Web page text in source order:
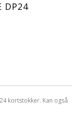
DP24
kortstokker. Kan også